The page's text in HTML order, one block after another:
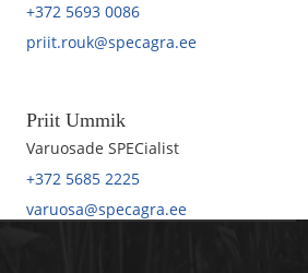
+372 5693 0086
priit.rouk@specagra.ee
Priit Ummik
Varuosade SPECialist
+372 5685 2225
varuosa@specagra.ee